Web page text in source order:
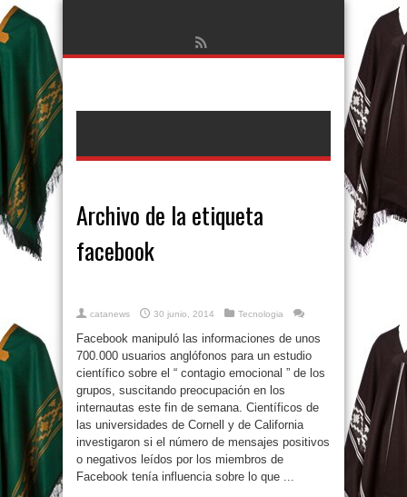
Archivo de la etiqueta
facebook
catanews 30 junio, 2014 Tecnologia
Facebook manipuló las informaciones de unos
700.000 usuarios anglófonos para un estudio
científico sobre el “ contagio emocional ” de los
grupos, suscitando preocupación en los
internautas este fin de semana. Científicos de
las universidades de Cornell y de California
investigaron si el número de mensajes positivos
o negativos leídos por los miembros de
Facebook tenía influencia sobre lo que ...